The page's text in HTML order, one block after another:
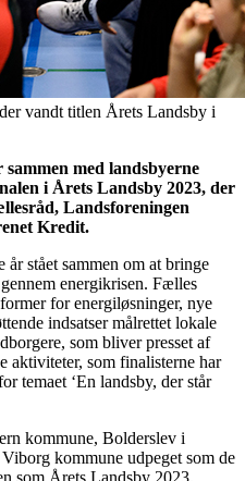
vandt titlen Årets Landsby i
med landsbyerne
i Årets Landsby 2023, der
Landsforeningen
Kredit.
år stået sammen om at bringe
energikrisen. Fælles
for energiløsninger, nye
indsatser målrettet lokale
som bliver presset af
aktiviteter, som finalisterne har
temaet ‘En landsby, der står
kommune, Bolderslev i
kommune udpeget som de